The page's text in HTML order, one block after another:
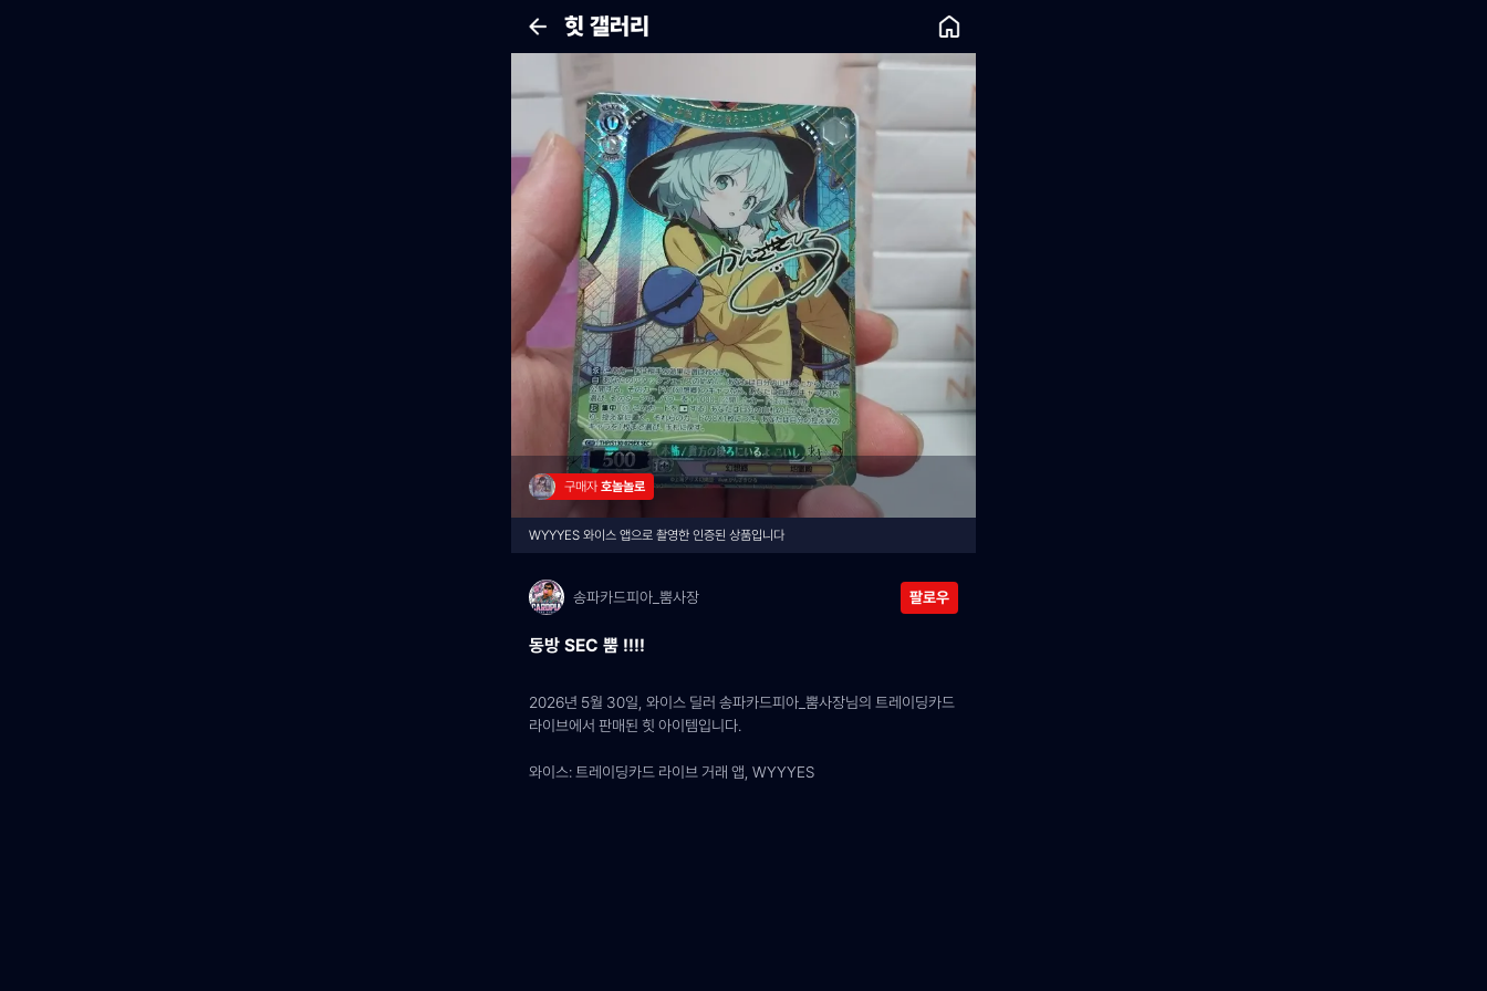
힛 갤러리
구매자 호놀놀로
WYYYES 와이스 앱으로 촬영한 인증된 상품입니다
송파카드피아_뿜사장 팔로우
동방 SEC 뿜 !!!!
2026년 5월 30일, 와이스 딜러 송파카드피아_뿜사장님의 트레이딩카드
라이브에서 판매된 힛 아이템입니다.
와이스: 트레이딩카드 라이브 거래 앱, WYYYES